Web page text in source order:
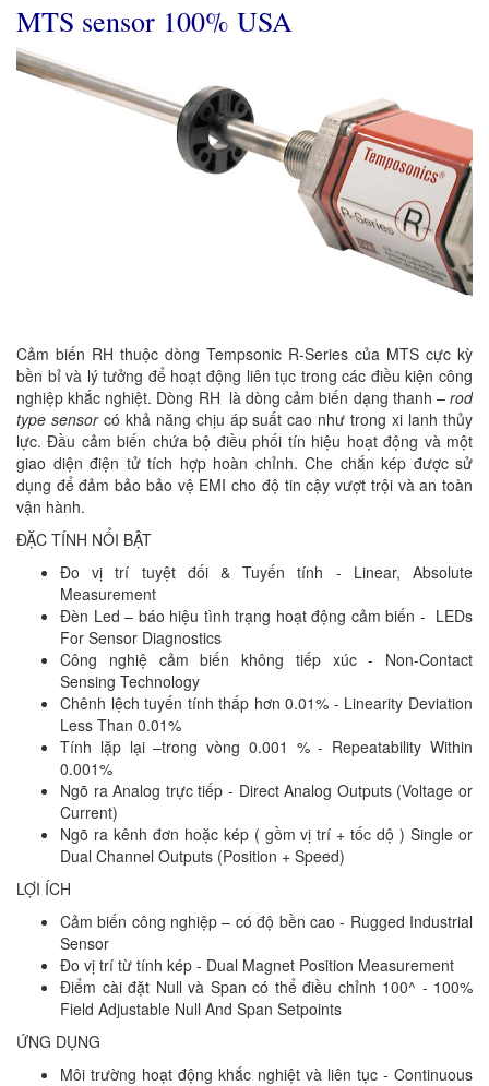
MTS sensor 100% USA
Cảm biến RH thuộc dòng Tempsonic R-Series của MTS cực kỳ
bền bỉ và lý tưởng để hoạt động liên tục trong các điều kiện công
nghiệp khắc nghiệt. Dòng RH là dòng cảm biến dạng thanh – rod
type sensorcó khả năng chịu áp suất cao như trong xi lanh thủy
lực. Đầu cảm biến chứa bộ điều phối tín hiệu hoạt động và một
giao diện điện tử tích hợp hoàn chỉnh. Che chắn kép được sử
dụng để đảm bảo bảo vệ EMI cho độ tin cậy vượt trội và an toàn
vận hành.
ĐẶC TÍNH NỔI BẬT
Đo vị trí tuyệt đối & Tuyến tính - Linear, Absolute
Measurement
Đèn Led – báo hiệu tình trạng hoạt động cảm biến - LEDs
For Sensor Diagnostics
Công nghiệ cảm biến không tiếp xúc - Non-Contact
Sensing Technology
Chênh lệch tuyến tính thấp hơn 0.01% - Linearity Deviation
Less Than 0.01%
Tính lặp lại –trong vòng 0.001 % - Repeatability Within
0.001%
Ngõ ra Analog trực tiếp - Direct Analog Outputs (Voltage or
Current)
Ngõ ra kênh đơn hoặc kép ( gồm vị trí + tốc dộ ) Single or
Dual Channel Outputs (Position + Speed)
LỢI ÍCH
Cảm biến công nghiệp – có độ bền cao - Rugged Industrial
Sensor
Đo vị trí từ tính kép - Dual Magnet Position Measurement
Điểm cài đặt Null và Span có thể điều chỉnh 100^ - 100%
Field Adjustable Null And Span Setpoints
ỨNG DỤNG
Môi trường hoạt động khắc nghiệt và liên tục - Continuous